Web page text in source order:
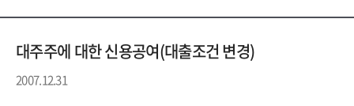
대주주에 대한 신용공여(대출조건 변경)
2007.12.31